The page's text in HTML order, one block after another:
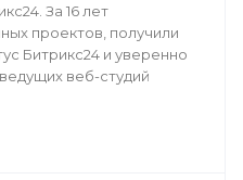
За 16 лет
проектов, получили
Битрикс24 и уверенно
веб-студий